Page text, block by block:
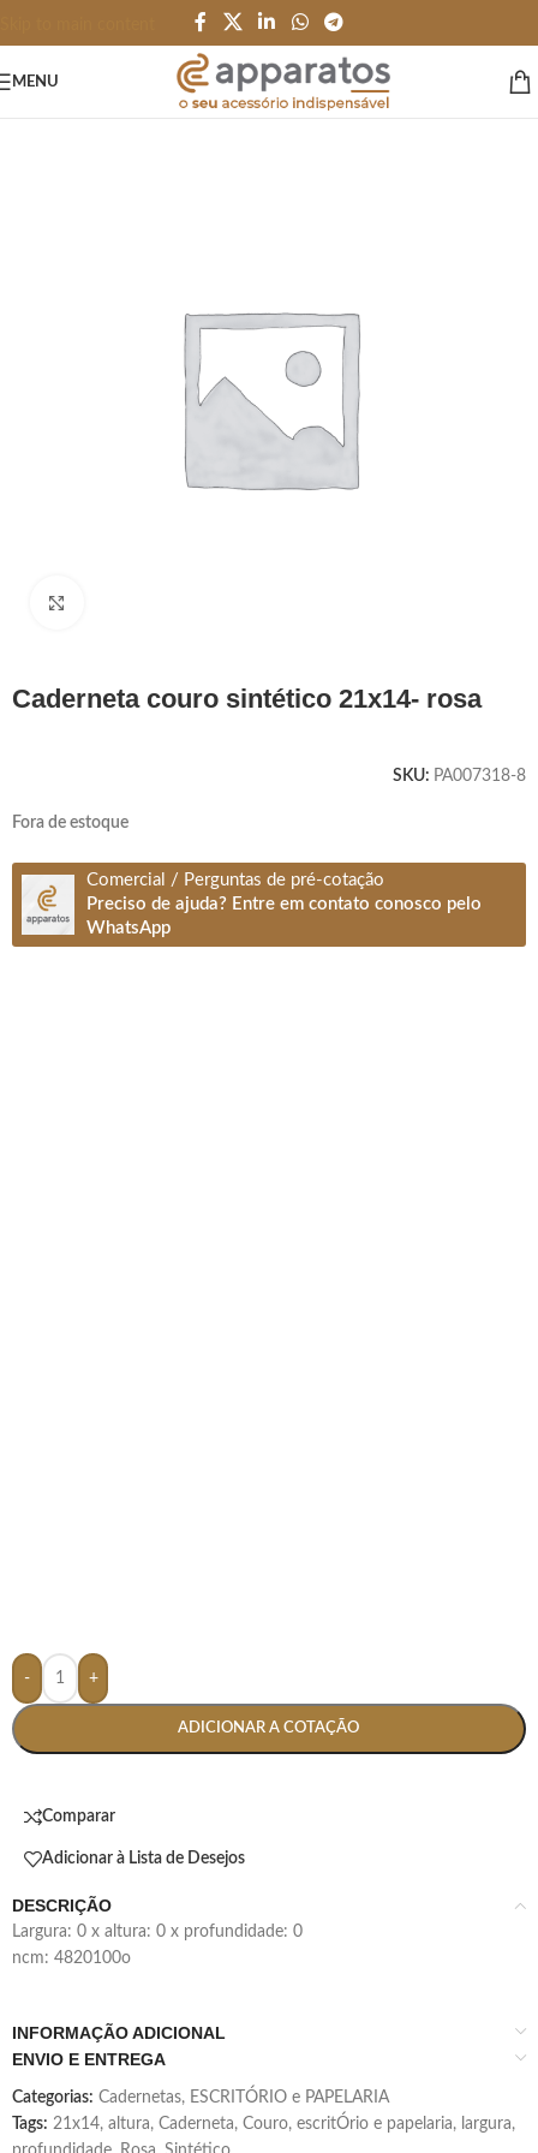
MENU
ESCRITÓRIO e PAPELARIA/Cadernetas
caderneta couro sintético 21x14- rosa
SKU: PA007318-8
Fora de estoque
Comercial / Perguntas de pré-cotação
Preciso de ajuda? Entre em contato conosco pelo
WhatsApp
- +
ADICIONAR A COTAÇÃO
Comparar
Adicionar à Lista de Desejos
DESCRIÇÃO
largura: 0 x altura: 0 x profundidade: 0
ncm: 4820100o
INFORMAÇÃO ADICIONAL
ENVIO E ENTREGA
Categorias: Cadernetas, ESCRITÓRIO e PAPELARIA
Tags: 21x14, altura, Caderneta, Couro, escritÓrio e papelaria, largura,